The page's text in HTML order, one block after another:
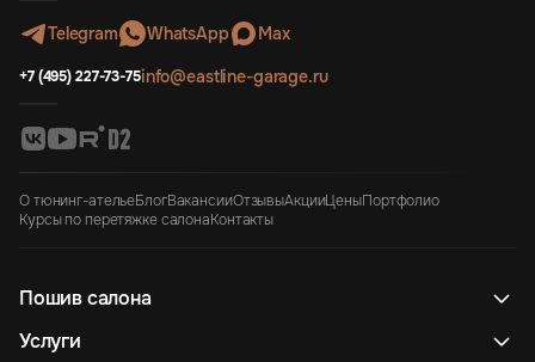
Telegram WhatsApp Max
+7 (495) 227-73-75info@eastline-garage.ru
О тюнинг-ательеБлогВакансииОтзывыАкцииЦеныПортфолио
Курсы по перетяжке салонаКонтакты
Пошив салона
Услуги